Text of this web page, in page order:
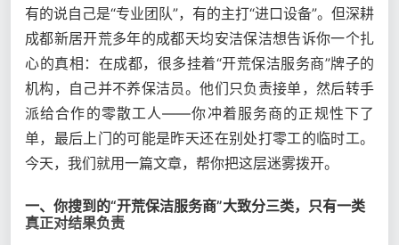
有的说自己是“专业团队”，有的主打“进口设备”。但深耕
成都新居开荒多年的成都天均安洁保洁想告诉你一个扎
心的真相：在成都，很多挂着“开荒保洁服务商”牌子的
机构，自己并不养保洁员。他们只负责接单，然后转手
派给合作的零散工人——你冲着服务商的正规性下了
单，最后上门的可能是昨天还在别处打零工的临时工。
今天，我们就用一篇文章，帮你把这层迷雾拨开。
一、你搜到的“开荒保洁服务商”大致分三类，只有一类
真正对结果负责